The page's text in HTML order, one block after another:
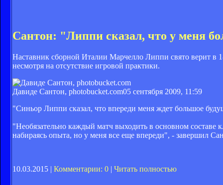
Сантон: "Липпи сказал, что у меня
Наставник сборной Италии Марчелло Липпи свято верит в
несмотря на отсутствие игровой практики.
Давиде Сантон, photobucket.com05 сентября 2009, 11:59
"Синьор Липпи сказал, что впереди меня ждет большое
"Необязательно каждый матч выходить в основном составе
набираясь опыта, но у меня все еще впереди", - завершил
10.03.2015 | Комментарии: 0 | Читать полностью